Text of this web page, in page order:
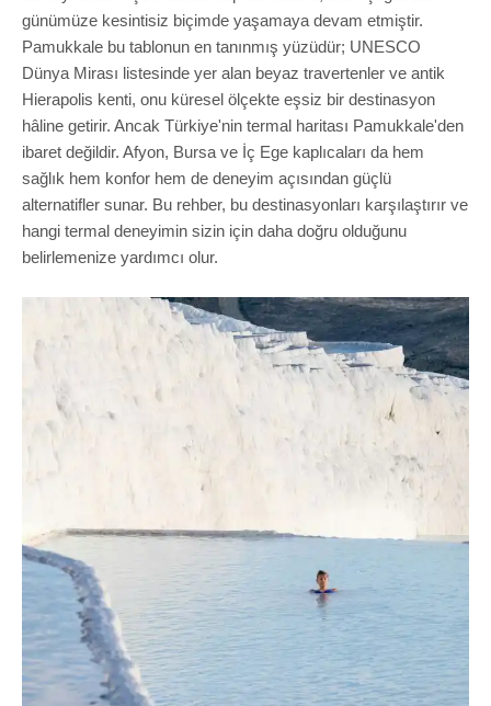
günümüze kesintisiz biçimde yaşamaya devam etmiştir.
Pamukkale bu tablonun en tanınmış yüzüdür; UNESCO
Dünya Mirası listesinde yer alan beyaz travertenler ve antik
Hierapolis kenti, onu küresel ölçekte eşsiz bir destinasyon
hâline getirir. Ancak Türkiye'nin termal haritası Pamukkale'den
ibaret değildir. Afyon, Bursa ve İç Ege kaplıcaları da hem
sağlık hem konfor hem de deneyim açısından güçlü
alternatifler sunar. Bu rehber, bu destinasyonları karşılaştırır ve
hangi termal deneyimin sizin için daha doğru olduğunu
belirlemenize yardımcı olur.